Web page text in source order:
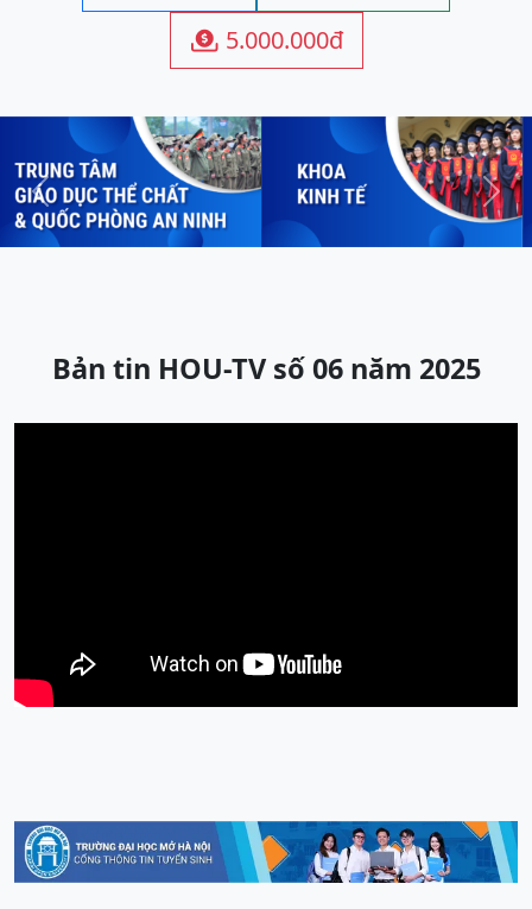
 5.000.000đ
Previous Next
Bản tin HOU-TV số 06 năm 2025